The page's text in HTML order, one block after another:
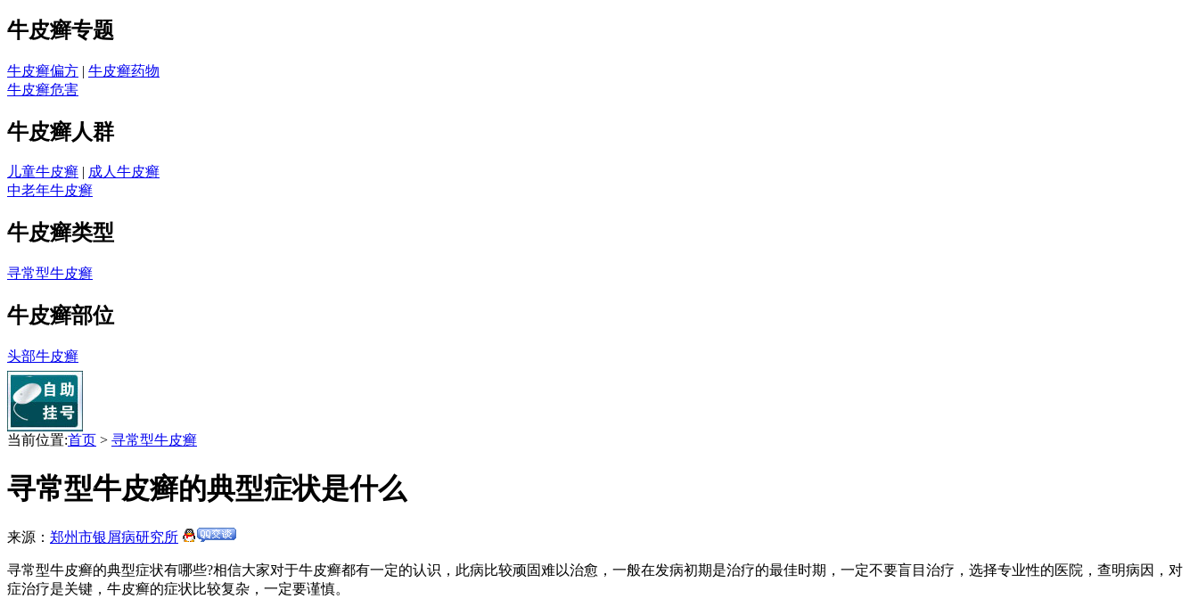
牛皮癣专题
牛皮癣偏方 | 牛皮癣药物
牛皮癣危害
牛皮癣人群
儿童牛皮癣 | 成人牛皮癣
中老年牛皮癣
牛皮癣类型
寻常型牛皮癣
牛皮癣部位
头部牛皮癣
当前位置:首页 > 寻常型牛皮癣
寻常型牛皮癣的典型症状是什么
来源： 郑州市银屑病研究所
寻常型牛皮癣的典型症状有哪些?相信大家对于牛皮癣都有一定的认识，此病比较顽固难以治愈，一般在发病初期是治疗的最佳时期，一定不要盲目治疗，选择专业性的医院，查明病因，对
症治疗是关键，牛皮癣的症状比较复杂，一定要谨慎。